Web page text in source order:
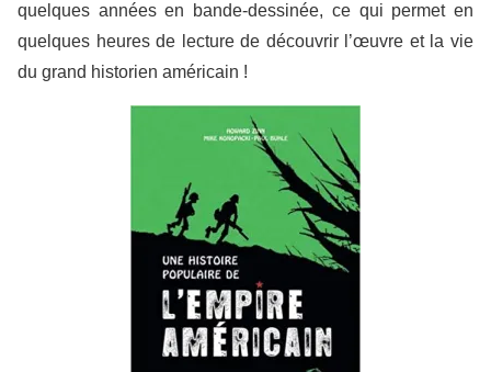
quelques années en bande-dessinée, ce qui permet en
quelques heures de lecture de découvrir l’œuvre et la vie
du grand historien américain !